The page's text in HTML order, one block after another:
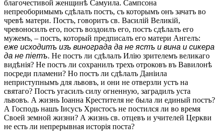
благочестивой женщинѣ Самуила. Сампсона
непреоборимымъ сдѣлалъ постъ, съ которымъ онъ зачатъ во
чревѣ матери. Постъ, говоритъ св. Василій Великій,
чревоносилъ его, постъ воздоилъ его, постъ сдѣлалъ его
мужемъ, – постъ, который предписалъ его матери Ангелъ:
еже исходитъ изъ винограда да не ястъ и вина и сикера
да не піетъ. Не постъ ли сдѣлалъ Илію зрителемъ великаго
видѣнія? Не постъ ли сохранилъ трехъ отроковъ въ Вавилонѣ
посреди пламени? Но постъ ли сдѣлалъ Даніила
неприступнымъ для львовъ, и они не отверзли устъ на
святаго? Постъ угасилъ силу огненную, заградилъ уста
львовъ. А жизнь Іоанна Крестителя не была ли единый постъ?
А Господь нашъ Іисусъ Христосъ не постился ли во время
Своей земной жизни? А жизнь св. отцевъ и учителей Церкви
не есть ли непрерывная исторія поста?